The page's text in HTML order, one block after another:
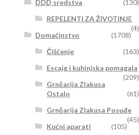
DDD sredstva
(130)
REPELENTI ZA ŽIVOTINJE
(4)
Domaćinstvo
(1708)
Čišćenje
(163)
Escajg i kuhinjska pomagala
(209)
Grnčarija Zlakusa
Ostalo
(61)
Grnčarija Zlakusa Posuđe
(45)
Kućni aparati
(105)